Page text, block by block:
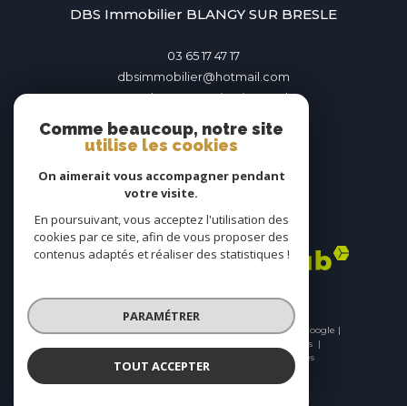
DBS Immobilier BLANGY SUR BRESLE
03 65 17 47 17
dbsimmobilier@hotmail.com
28 Gd rue François Mitterand
Adhérents
© 2026 | Tous droits réservés | Traduction powered by Google |
Mentions légales
Cookies
Comme beaucoup, notre site
utilise les cookies
On aimerait vous accompagner pendant
votre visite.
En poursuivant, vous acceptez l'utilisation des
cookies par ce site, afin de vous proposer des
contenus adaptés et réaliser des statistiques !
PARAMÉTRER
TOUT ACCEPTER